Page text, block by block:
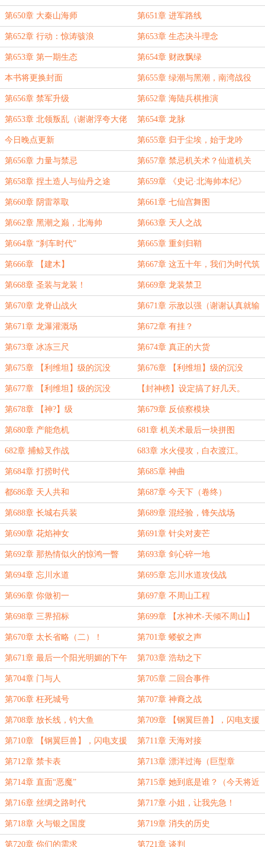
第650章 大秦山海师 第651章 进军路线
第652章 行动：惊涛骇浪 第653章 生态决斗理念
第653章 第一期生态 第654章 财政飘绿
本书将更换封面 第655章 绿潮与黑潮，南湾战役
第656章 禁军升级 第652章 海陆兵棋推演
第653章 北领叛乱（谢谢浮夸大佬
的盟主！！）
第654章 龙脉
今日晚点更新 第655章 归于尘埃，始于龙吟
第656章 力量与禁忌 第657章 禁忌机关术？仙道机关
术！
第658章 捏土造人与仙丹之途 第659章 《史记·北海帅本纪》
第660章 阴雷萃取 第661章 七仙宫舞图
第662章 黑潮之巅，北海帅 第663章 天人之战
第664章 “刹车时代” 第665章 重剑归鞘
第666章 【建木】 第667章 这五十年，我们为时代筑
基
第668章 圣装与龙装！ 第669章 龙装禁卫
第670章 龙脊山战火 第671章 示敌以强（谢谢认真就输
老板）
第671章 龙瀑灌溉场 第672章 有挂？
第673章 冰冻三尺 第674章 真正的大货
第675章 【利维坦】级的沉没
（一）
第676章 【利维坦】级的沉没
（二）
第677章 【利维坦】级的沉没
（三）
【封神榜】设定搞了好几天。
第678章 【神?】级 第679章 反侦察模块
第680章 产能危机 681章 机关术最后一块拼图
682章 捕鲸叉作战 683章 水火侵攻，白衣渡江。
第684章 打捞时代 第685章 神曲
都686章 天人共和 第687章 今天下（卷终）
第688章 长城右兵装 第689章 混经验，锋矢战场
第690章 花焰神女 第691章 针尖对麦芒
第692章 那热情似火的惊鸿一瞥 第693章 剑心碎一地
第694章 忘川水道 第695章 忘川水道攻伐战
第696章 你做初一 第697章 不周山工程
第698章 三界招标 第699章 【水神术-天倾不周山】
（一）
第670章 太长省略（二）！ 第701章 蝼蚁之声
第671章 最后一个阳光明媚的下午 第703章 浩劫之下
第704章 门与人 第705章 二回合事件
第706章 枉死城号 第707章 神裔之战
第708章 放长线，钓大鱼 第709章 【钢翼巨兽】，闪电支援
（一）
第710章 【钢翼巨兽】，闪电支援
（二）
第711章 天海对接
第712章 禁卡表 第713章 漂洋过海（巨型章
节！！！）
第714章 直面“恶魔” 第715章 她到底是谁？（今天将近
万更）
第716章 丝绸之路时代 第717章 小姐，让我先急！
第718章 火与银之国度 第719章 消失的历史
第720章 你们的需求 第721章 谈判